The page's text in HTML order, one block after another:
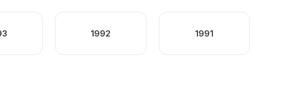
1992 1991